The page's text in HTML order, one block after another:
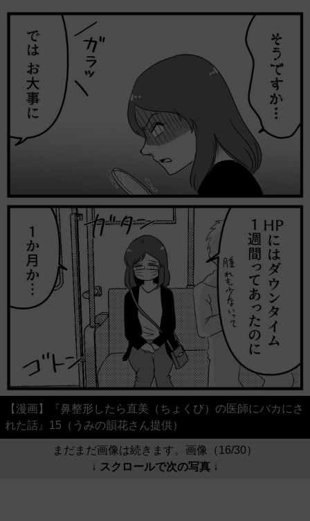
【漫画】『鼻整形したら直美（ちょくび）の医師にバカにさ
れた話』15（うみの韻花さん提供）
まだまだ画像は続きます。画像（16/30）
↓ スクロールで次の写真 ↓